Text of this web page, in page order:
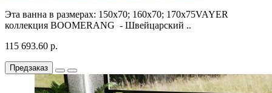
Эта ванна в размерах: 150х70; 160х70; 170х75VAYER
коллекция BOOMERANG - Швейцарский ..
115 693.60 р.
Предзаказ